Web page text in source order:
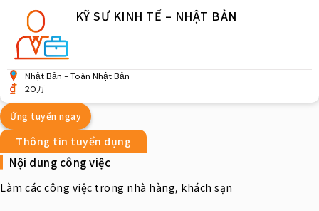
KỸ SƯ KINH TẾ – NHẬT BẢN
Nhật Bản
Toàn Nhật Bản
20万
Ứng tuyển ngay
Thông tin tuyển dụng
Nội dung công việc
Làm các công việc trong nhà hàng, khách sạn